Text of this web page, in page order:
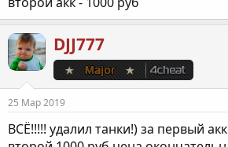
DJJ777
25 Мар 2019
ВСЁ!!!!! удалил танки!) за первый